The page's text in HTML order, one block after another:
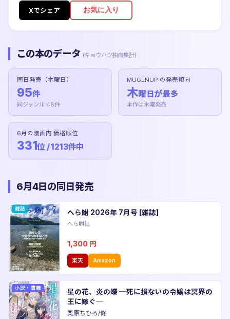
Xでシェア お気に入り
この本のデータ (キョウハツ独自集計)
同日発売（木曜日）
95件
同ジャンル 48件
MUGENUP の発売傾向
木曜日が最多
本作は木曜発売
6月の漫画内 価格順位
331位 / 1213件中
6月4日の同日発売
雑誌 へら鮒 2026年 7月号 [雑誌]
へら鮒社
1,300 円
楽天 Amazon
小説・書籍
星の花、炎の蝶 ─死に損ないの令嬢は冥界の
王に嫁ぐ─
栗原ちひろ/條